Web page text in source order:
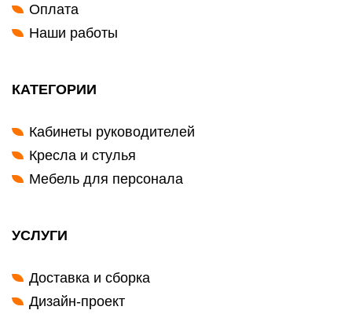
Оплата
Наши работы
КАТЕГОРИИ
Кабинеты руководителей
Кресла и стулья
Мебель для персонала
УСЛУГИ
Доставка и сборка
Дизайн-проект